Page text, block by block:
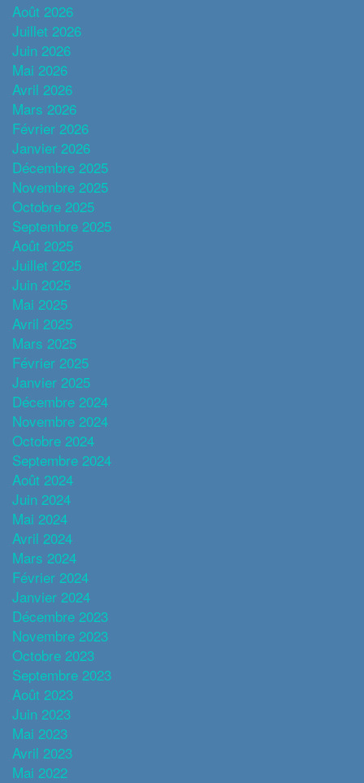
Août 2026
Juillet 2026
Juin 2026
Mai 2026
Avril 2026
Mars 2026
Février 2026
Janvier 2026
Décembre 2025
Novembre 2025
Octobre 2025
Septembre 2025
Août 2025
Juillet 2025
Juin 2025
Mai 2025
Avril 2025
Mars 2025
Février 2025
Janvier 2025
Décembre 2024
Novembre 2024
Octobre 2024
Septembre 2024
Août 2024
Juin 2024
Mai 2024
Avril 2024
Mars 2024
Février 2024
Janvier 2024
Décembre 2023
Novembre 2023
Octobre 2023
Septembre 2023
Août 2023
Juin 2023
Mai 2023
Avril 2023
Mai 2022